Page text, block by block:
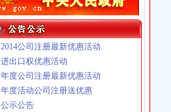
2014公司注册最新优惠活动
进出口权优惠活动
年度公司注册最新优惠活动
年度活动公司注册送优惠
公示公告